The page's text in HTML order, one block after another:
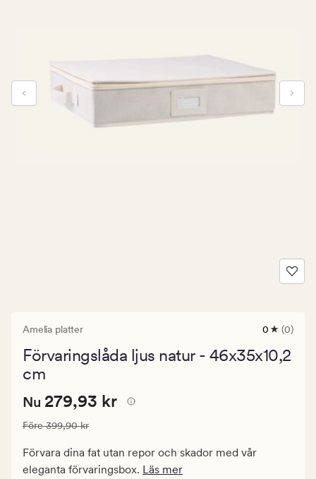
Amelia platter
0
med
0 (0)
Förvaringslåda ljus natur - 46x35x10,2
cm
Nuvarande
279,93
kr.
Ordinarie
Nuvarande pris
Nu 279,93 kr
Ordinarie pris 399,90 kr
Före399,90 kr
Förvara dina fat utan repor och skador med vår
eleganta förvaringsbox. Läs mer